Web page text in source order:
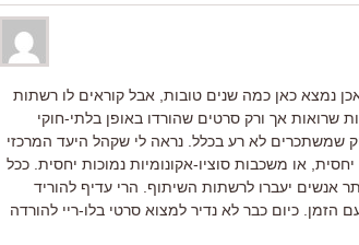
נמצא כאן כמה שנים טובות, אבל קוראים לו רשתות
שרואות אך ורק סרטים שהורדו באופן בלתי-חוקי
שמשתכרים לא רע בכלל. נראה לי שקהל היעד המרכזי
או משכבות סוציו-אקונומיות נמוכות יחסית. ככל
אנשים יעברו לרשתות השיתוף. הרי עדיף להוריד
כיום כבר לא נדיר למצוא סרטי בלו-ריי להורדה